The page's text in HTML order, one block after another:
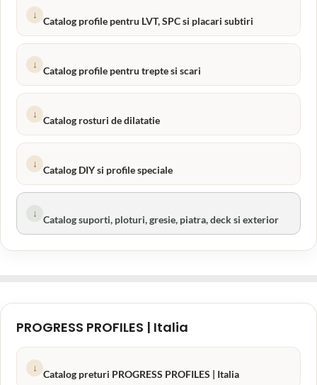
↓
Catalog profile pentru LVT, SPC si placari subtiri
↓
Catalog profile pentru trepte si scari
↓
Catalog rosturi de dilatatie
↓
Catalog DIY si profile speciale
↓
Catalog suporti, ploturi, gresie, piatra, deck si exterior
PROGRESS PROFILES | Italia
↓
Catalog preturi PROGRESS PROFILES | Italia